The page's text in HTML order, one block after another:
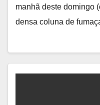
manhã deste domingo
densa coluna de